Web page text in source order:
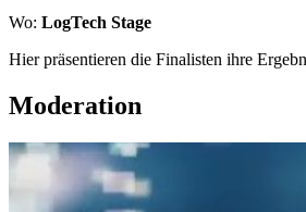
Wo: LogTech Stage
Hier präsentieren die Finalisten ihre
Moderation